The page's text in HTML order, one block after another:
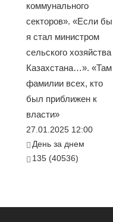
коммунального
секторов». «Если бы
я стал министром
сельского хозяйства
Казахстана…». «Там
фамилии всех, кто
был приближен к
власти»
27.01.2025 12:00
День за днем
135 (40536)